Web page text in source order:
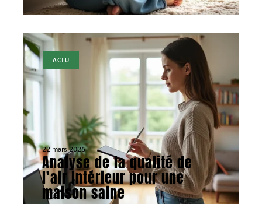
ACTU
22 mars 2026
Analyse de la qualité de
l’air intérieur pour une
maison saine